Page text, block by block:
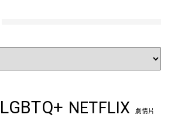
LGBTQ+ NETFLIX 劇情片